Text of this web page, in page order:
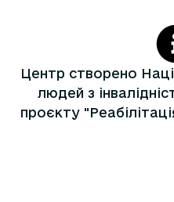
Центр створено
людей з
проєкту